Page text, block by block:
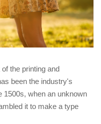
the printing and
been the industry's
1500s, when an unknown
it to make a type